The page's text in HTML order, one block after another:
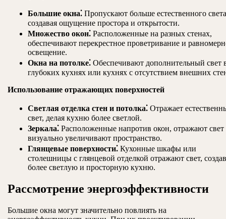
Большие окна⁚ Пропускают больше естественного
создавая ощущение простора и открытости.
Множество окон⁚ Расположенные на разных стенах,
обеспечивают перекрестное проветривание и
освещение.
Окна на потолке⁚ Обеспечивают дополнительный свет
глубоких кухнях или кухнях с отсутствием внешних
Использование отражающих поверхностей
Светлая отделка стен и потолка⁚ Отражает
свет, делая кухню более светлой.
Зеркала⁚ Расположенные напротив окон, отражают свет
визуально увеличивают пространство.
Глянцевые поверхности⁚ Кухонные шкафы или
столешницы с глянцевой отделкой отражают свет,
более светлую и просторную кухню.
Рассмотрение энергоэффективности
Большие окна могут значительно повлиять на